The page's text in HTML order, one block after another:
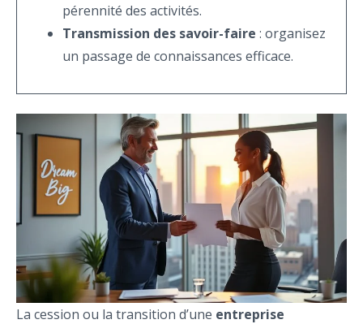
pérennité des activités.
Transmission des savoir-faire : organisez
un passage de connaissances efficace.
La cession ou la transition d’une entreprise